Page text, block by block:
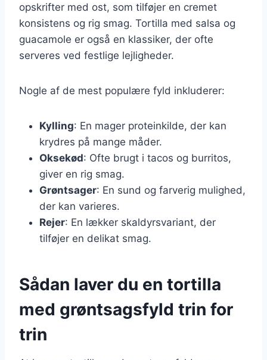
opskrifter med ost, som tilføjer en cremet
konsistens og rig smag. Tortilla med salsa og
guacamole er også en klassiker, der ofte
serveres ved festlige lejligheder.
Nogle af de mest populære fyld inkluderer:
Kylling: En mager proteinkilde, der kan
krydres på mange måder.
Oksekød: Ofte brugt i tacos og burritos,
giver en rig smag.
Grøntsager: En sund og farverig mulighed,
der kan varieres.
Rejer: En lækker skaldyrsvariant, der
tilføjer en delikat smag.
Sådan laver du en tortilla
med grøntsagsfyld trin for
trin